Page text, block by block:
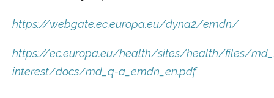
https://webgate.ec.europa.eu/dyna2/emdn/
https://ec.europa.eu/health/sites/health/files/
interest/docs/md_q-a_emdn_en.pdf